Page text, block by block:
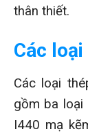
thân thiết.
Các
Các loại
gồm ba loại
I440 mạ